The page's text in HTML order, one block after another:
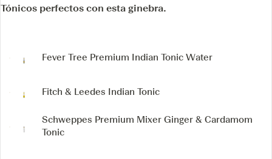
Tónicos perfectos con esta ginebra.
Fever Tree Premium Indian Tonic Water
Fitch & Leedes Indian Tonic
Schweppes Premium Mixer Ginger & Cardamom
Tonic